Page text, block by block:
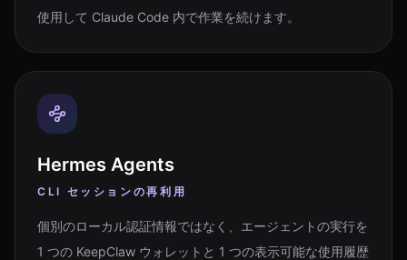
使用して Claude Code 内で作業を続けます。
Hermes Agents
CLI セッションの再利用
個別のローカル認証情報ではなく、エージェントの実行を
1 つの KeepClaw ウォレットと 1 つの表示可能な使用履歴